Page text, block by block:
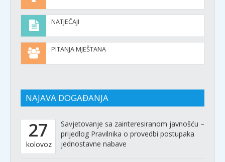
NATJEČAJI
PITANJA MJEŠTANA
NAJAVA DOGAĐANJA
27
kolovoz
Savjetovanje sa zainteresiranom javnošću –
prijedlog Pravilnika o provedbi postupaka
jednostavne nabave